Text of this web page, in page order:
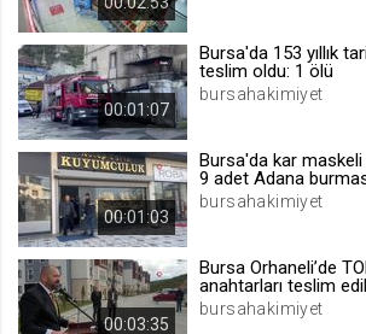
1 ay
.web.tv
İsimsiz
00:01:07
Bursa'da 153 yıllık
teslim oldu: 1 ölü
bursahakimiyet
00:01:03
Bursa'da kar
9 adet Adana
bursahakimiyet
00:03:35
Bursa Orhaneli’de
anahtarları teslim
bursahakimiyet